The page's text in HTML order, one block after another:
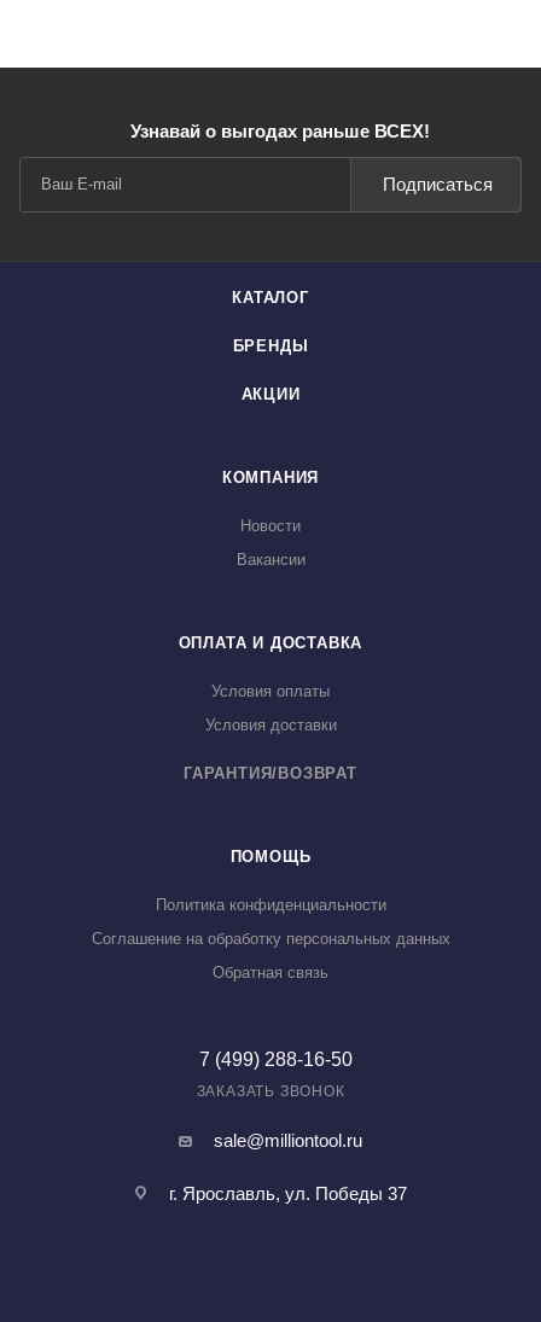
Узнавай о выгодах раньше ВСЕХ!
Подписаться
КАТАЛОГ
БРЕНДЫ
АКЦИИ
КОМПАНИЯ
Новости
Вакансии
ОПЛАТА И ДОСТАВКА
Условия оплаты
Условия доставки
ГАРАНТИЯ/ВОЗВРАТ
ПОМОЩЬ
Политика конфиденциальности
Соглашение на обработку персональных данных
Обратная связь
7 (499) 288-16-50
ЗАКАЗАТЬ ЗВОНОК
sale@milliontool.ru
г. Ярославль, ул. Победы 37